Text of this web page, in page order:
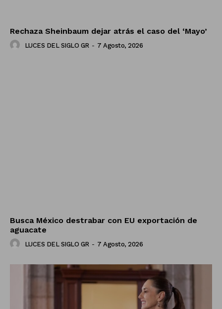
Rechaza Sheinbaum dejar atrás el caso del ‘Mayo’
LUCES DEL SIGLO GR - 7 Agosto, 2026
Busca México destrabar con EU exportación de
aguacate
LUCES DEL SIGLO GR - 7 Agosto, 2026